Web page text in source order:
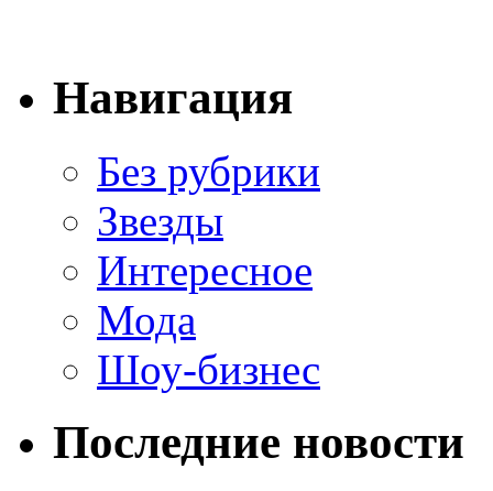
Навигация
Без рубрики
Звезды
Интересное
Мода
Шоу-бизнес
Последние новости